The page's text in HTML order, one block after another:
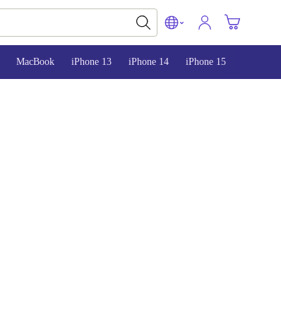
MacBook iPhone 13 iPhone 14 iPhone 15